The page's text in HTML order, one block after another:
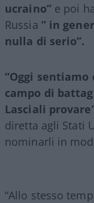
ucraino”e poi
Russia ” in
nulla di serio”.
“Oggi sentiamo
campo di
Lasciali
diretta agli Stati
nominarli in
“Allo stesso